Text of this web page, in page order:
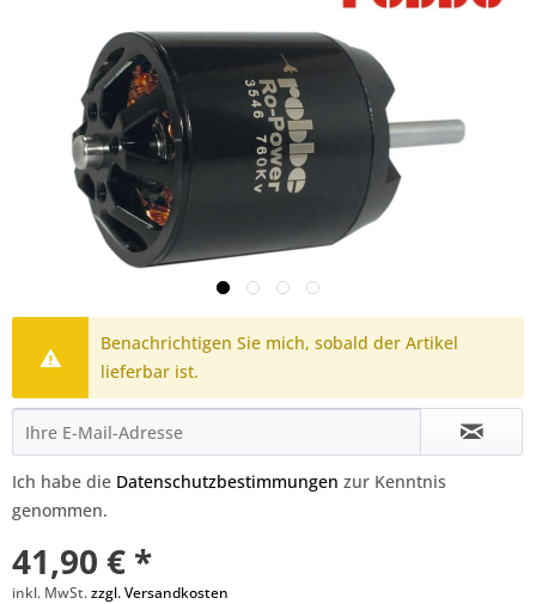
Benachrichtigen Sie mich, sobald der Artikel
lieferbar ist.
Ich habe die Datenschutzbestimmungen zur Kenntnis
genommen.
41,90 € *
inkl. MwSt.zzgl. Versandkosten